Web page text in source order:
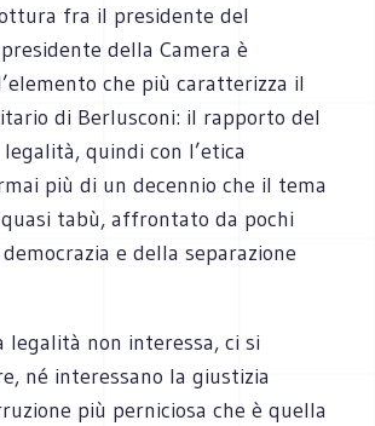
fra il presidente del
della Camera è
che più caratterizza il
di Berlusconi: il rapporto del
quindi con l’etica
più di un decennio che il tema
tabù, affrontato da pochi
e della separazione
legalità non interessa, ci si
né interessano la giustizia
più perniciosa che è quella